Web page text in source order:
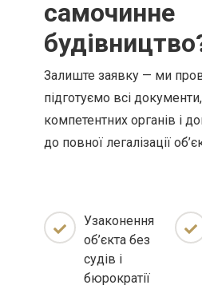
самочинне
Залиште заявку — ми
підготуємо всі
компетентних органів і
до повної легалізації
Узаконення
об’єкта без
судів і
бюрократії